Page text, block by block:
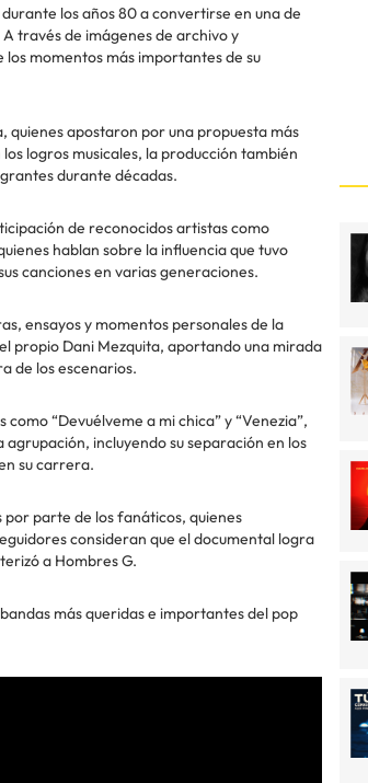
los años 80 a convertirse en una de
través de imágenes de archivo y
momentos más importantes de su
apostaron por una propuesta más
logros musicales, la producción también
durante décadas.
de reconocidos artistas como
hablan sobre la influencia que tuvo
canciones en varias generaciones.
ensayos y momentos personales de la
propio Dani Mezquita, aportando una mirada
de los escenarios.
“Devuélveme a mi chica” y “Venezia”,
incluyendo su separación en los
su carrera.
parte de los fanáticos, quienes
consideran que el documental logra
a Hombres G.
más queridas e importantes del pop